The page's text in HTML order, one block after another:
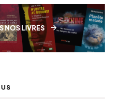
NOS LIVRES